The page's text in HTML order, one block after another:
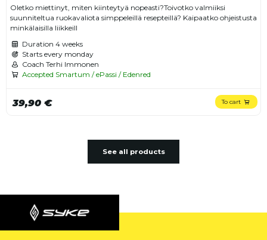
Oletko miettinyt, miten kiinteytyä nopeasti?Toivotko valmiiksi
suunniteltua ruokavaliota simppeleillä resepteillä? Kaipaatko ohjeistusta
minkälaisilla liikkeill
Duration 4 weeks
Starts every monday
Coach Terhi Immonen
Accepted Smartum / ePassi / Edenred
39,90 € To cart
See all products